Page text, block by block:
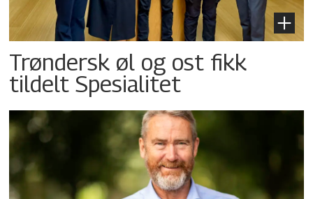
Trøndersk øl og ost fikk
tildelt Spesialitet